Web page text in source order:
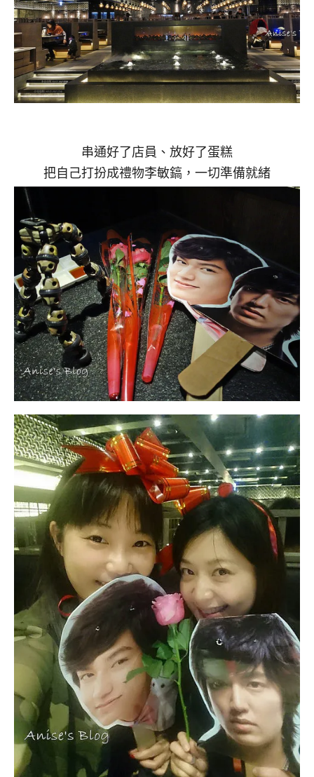
串通好了店員、放好了蛋糕
把自己打扮成禮物李敏鎬，一切準備就緒